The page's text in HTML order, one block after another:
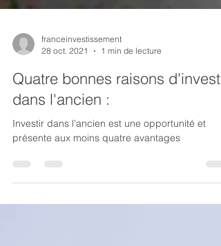
28 oct. 2021
1 min de lecture
Quatre bonnes raisons d'investir
dans l'ancien :
présente aux moins quatre avantages